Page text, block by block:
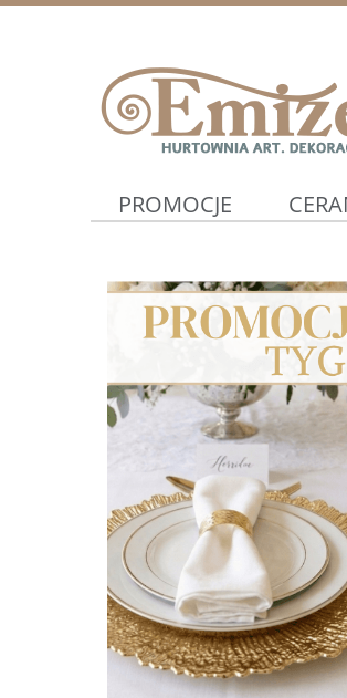
PROMOCJE
Artykuły Ślubne ⛪